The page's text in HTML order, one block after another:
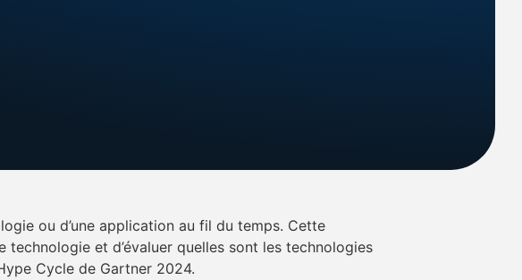
ou d’une application au fil du temps. Cette
et d’évaluer quelles sont les technologies
Cycle de Gartner 2024.